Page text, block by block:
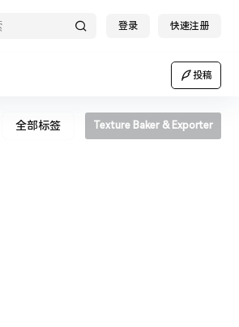
登录 快速注册
投稿
全部标签 Texture Baker & Exporter